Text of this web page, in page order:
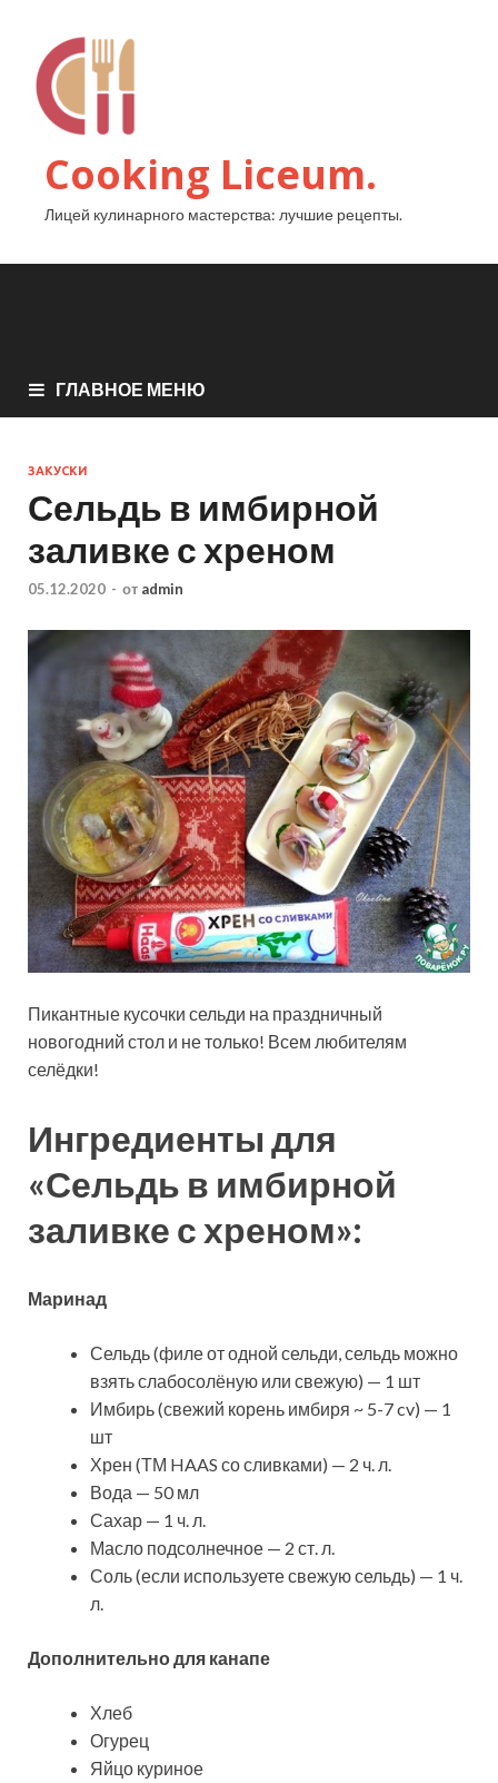
Cooking Liceum.
Лицей кулинарного мастерства: лучшие рецепты.
ГЛАВНОЕ МЕНЮ
ЗАКУСКИ
Сельдь в имбирной
заливке с хреном
05.12.2020 - от admin
Пикантные кусочки сельди на праздничный
новогодний стол и не только! Всем любителям
селёдки!
Ингредиенты для
«Сельдь в имбирной
заливке с хреном»:
Маринад
Сельдь (филе от одной сельди, сельдь можно
взять слабосолёную или свежую) — 1 шт
Имбирь (свежий корень имбиря ~ 5-7 cv) — 1
шт
Хрен (ТМ HAAS со сливками) — 2 ч. л.
Вода — 50 мл
Сахар — 1 ч. л.
Масло подсолнечное — 2 ст. л.
Соль (если используете свежую сельдь) — 1 ч.
л.
Дополнительно для канапе
Хлеб
Огурец
Яйцо куриное